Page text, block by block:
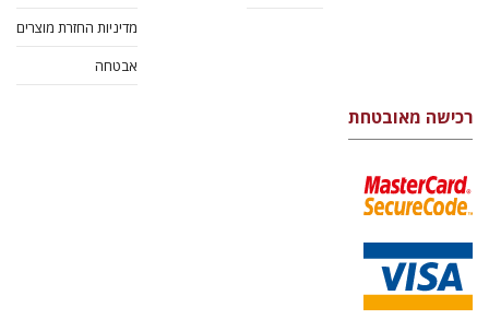
מדיניות החזרת מוצרים
אבטחה
רכישה מאובטחת